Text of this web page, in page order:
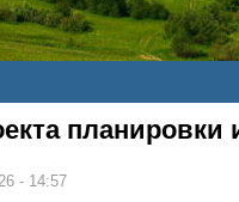
планировки
- 14:57